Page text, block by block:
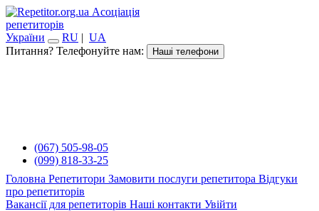
Асоціація
репетиторів
України
RU | UA
Питання? Телефонуйте нам:
Наші телефони
(067) 505-98-05
(099) 818-33-25
Головна Репетитори Замовити послуги репетитора Відгуки
про репетиторів
Вакансії для репетиторів Наші контакти Увійти